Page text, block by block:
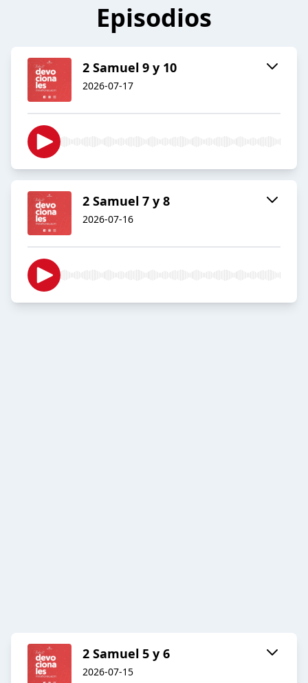
Episodios
2 Samuel 9 y 10
2026-07-17
2 Samuel 7 y 8
2026-07-16
2 Samuel 5 y 6
2026-07-15